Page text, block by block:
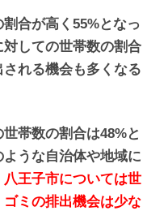
合が高く55%となっ
しての世帯数の割合
れる機会も多くなる
帯数の割合は48%と
うな自治体や地域に
八王子市については世
ミの排出機会は少な